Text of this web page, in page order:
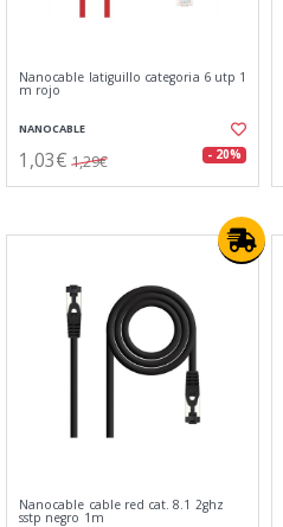
Nanocable latiguillo categoria 6 utp 1
m rojo
NANOCABLE
1,03€ 1,29€ - 20%
Nanocable cable red cat. 8.1 2ghz
sstp negro 1m